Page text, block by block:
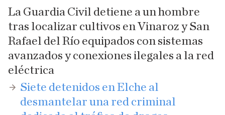
La Guardia Civil detiene a un hombre
tras localizar cultivos en Vinaroz y San
Rafael del Río equipados con sistemas
avanzados y conexiones ilegales a la red
eléctrica
​Siete detenidos en Elche al
desmantelar una red criminal